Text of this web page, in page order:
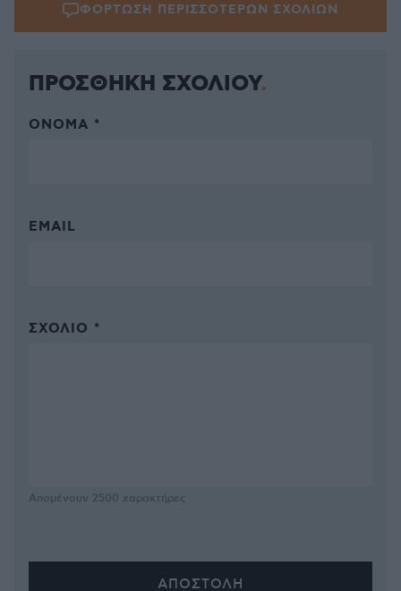
ΦΟΡΤΩΣΗ ΠΕΡΙΣΣΟΤΕΡΩΝ ΣΧΟΛΙΩΝ
ΠΡΟΣΘΗΚΗ ΣΧΟΛΙΟΥ
ΌΝΟΜΑ *
EMAIL
ΣΧΌΛΙΟ *
Απομένουν 2500 χαρακτήρες